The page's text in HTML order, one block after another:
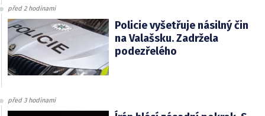
před 2 hodinami
Policie vyšetřuje násilný čin
na Valašsku. Zadržela
podezřelého
před 3 hodinami